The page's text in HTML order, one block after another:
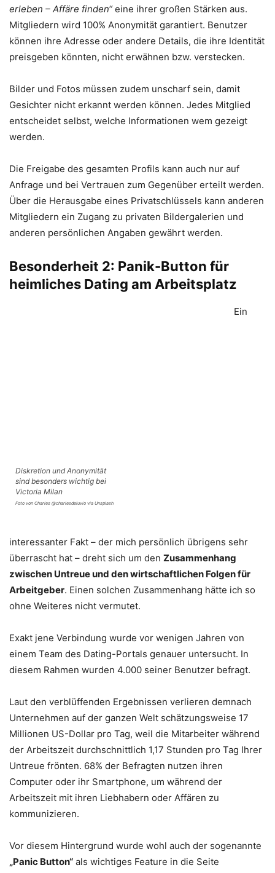
erleben – Affäre finden“eine ihrer großen Stärken aus.
Mitgliedern wird 100% Anonymität garantiert. Benutzer
können ihre Adresse oder andere Details, die ihre Identität
preisgeben könnten, nicht erwähnen bzw. verstecken.
Bilder und Fotos müssen zudem unscharf sein, damit
Gesichter nicht erkannt werden können. Jedes Mitglied
entscheidet selbst, welche Informationen wem gezeigt
werden.
Die Freigabe des gesamten Profils kann auch nur auf
Anfrage und bei Vertrauen zum Gegenüber erteilt werden.
Über die Herausgabe eines Privatschlüssels kann anderen
Mitgliedern ein Zugang zu privaten Bildergalerien und
anderen persönlichen Angaben gewährt werden.
Besonderheit 2: Panik-Button für
heimliches Dating am Arbeitsplatz
Diskretion und Anonymität
sind besonders wichtig bei
Victoria Milan
Foto von Charles @charlesdeluvio via Unsplash
Ein
interessanter Fakt – der mich persönlich übrigens sehr
überrascht hat – dreht sich um den Zusammenhang
zwischen Untreue und den wirtschaftlichen Folgen für
Arbeitgeber. Einen solchen Zusammenhang hätte ich so
ohne Weiteres nicht vermutet.
Exakt jene Verbindung wurde vor wenigen Jahren von
einem Team des Dating-Portals genauer untersucht. In
diesem Rahmen wurden 4.000 seiner Benutzer befragt.
Laut den verblüffenden Ergebnissen verlieren demnach
Unternehmen auf der ganzen Welt schätzungsweise 17
Millionen US-Dollar pro Tag, weil die Mitarbeiter während
der Arbeitszeit durchschnittlich 1,17 Stunden pro Tag Ihrer
Untreue frönten. 68% der Befragten nutzen ihren
Computer oder ihr Smartphone, um während der
Arbeitszeit mit ihren Liebhabern oder Affären zu
kommunizieren.
Vor diesem Hintergrund wurde wohl auch der sogenannte
„Panic Button“ als wichtiges Feature in die Seite